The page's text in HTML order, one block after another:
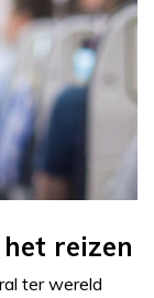
reizen
ter wereld